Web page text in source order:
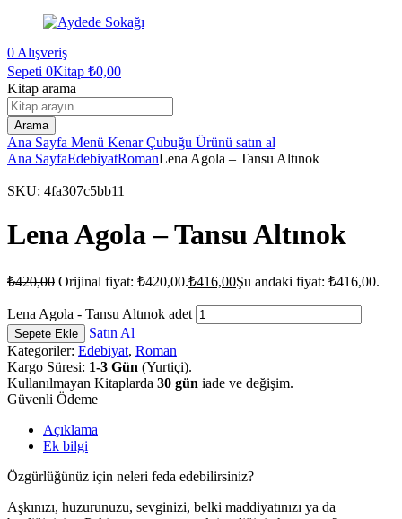
0 Alışveriş
Sepeti 0Kitap ₺0,00
Kitap arama
Arama
Ana Sayfa Menü Kenar Çubuğu Ürünü satın al
Ana SayfaEdebiyatRomanLena Agola – Tansu Altınok
SKU: 4fa307c5bb11
Lena Agola – Tansu Altınok
₺420,00 Orijinal fiyat: ₺420,00.₺416,00Şu andaki fiyat: ₺416,00.
Lena Agola - Tansu Altınok adet
Sepete Ekle
Satın Al
Kategoriler: Edebiyat, Roman
Kargo Süresi: 1-3 Gün (Yurtiçi).
Kullanılmayan Kitaplarda 30 gün iade ve değişim.
Güvenli Ödeme
Açıklama
Ek bilgi
Özgürlüğünüz için neleri feda edebilirsiniz?
Aşkınızı, huzurunuzu, sevginizi, belki maddiyatınızı ya da